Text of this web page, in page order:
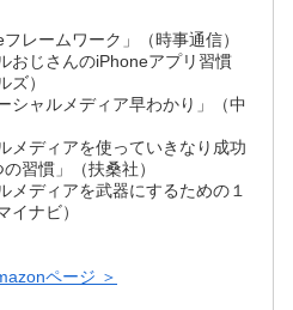
フレームワーク」（時事通信）
おじさんのiPhoneアプリ習慣
ズ）
シャルメディア早わかり」（中
メディアを使っていきなり成功
習慣」（扶桑社）
メディアを武器にするための１
イナビ）
ページ ＞